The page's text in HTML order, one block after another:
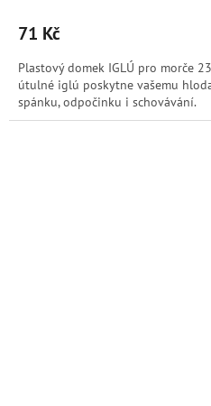
71 Kč
Plastový domek IGLÚ pro morče
útulné iglú poskytne vašemu
spánku, odpočinku i schovávání.